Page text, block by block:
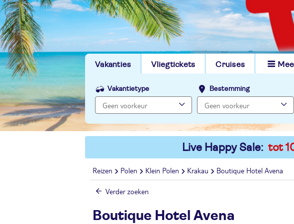
Vakanties Vliegtickets Cruises
Vakantietype Bestemming
Live Happy Sale: tot
Reizen Polen Klein Polen Krakau Boutique Hotel Avena
Verder zoeken
Boutique Hotel Avena